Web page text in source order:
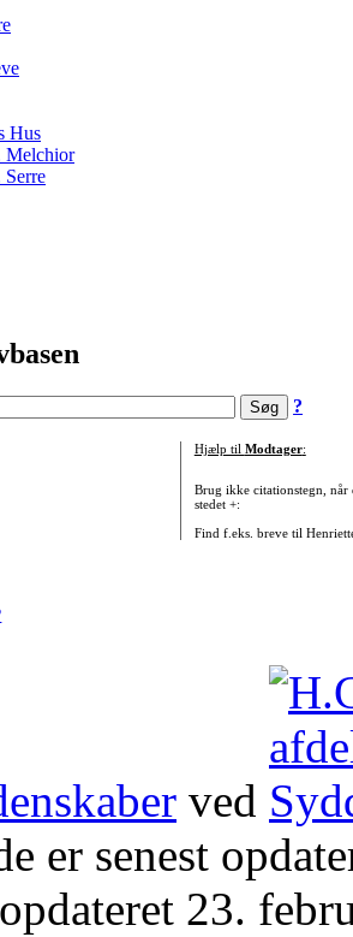
Hus
Melchior
?
Hjælp til Modtager:
Brug ikke citationstegn, når
stedet +:
Find f.eks. breve til
ved
er senest
23.